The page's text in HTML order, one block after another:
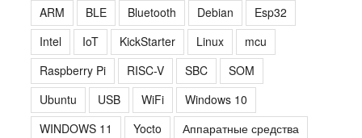
ARM
BLE Bluetooth Debian
Esp32
Intel
IoT KickStarter Linux
mcu
Raspberry Pi
RISC-V SBC
SOM
Ubuntu
USB WiFi
Windows 10
WINDOWS 11
Yocto
Аппаратные средства